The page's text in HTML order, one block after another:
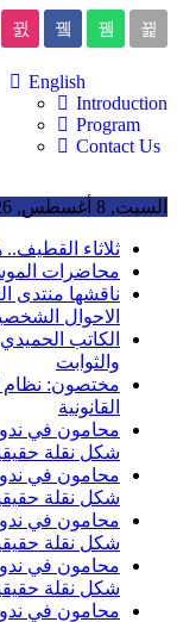
English
Introduction
Program
Contact Us
السبت, 8 أغسطس, 2026
ثلاثاء
محاضرات
ناقشها منتدى
الاحوال
الكاتب
والثوابت
مختصون: نظام
القانونية
محامون في
شكل نقلة
محامون في
شكل نقلة
محامون في
شكل نقلة
محامون في
شكل نقلة
محامون في